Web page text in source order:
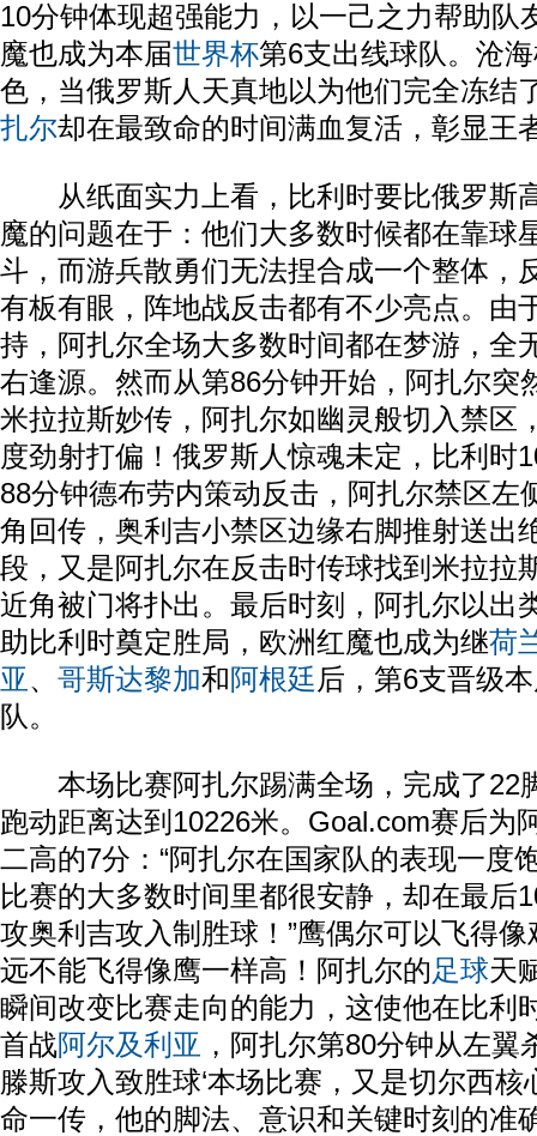
10分钟体现超强能力，以一己之力帮助队
魔也成为本届世界杯第6支出线球队。沧
色，当俄罗斯人天真地以为他们完全冻结
扎尔却在最致命的时间满血复活，彰显王
从纸面实力上看，比利时要比俄罗斯
魔的问题在于：他们大多数时候都在靠球
斗，而游兵散勇们无法捏合成一个整体，
有板有眼，阵地战反击都有不少亮点。由
持，阿扎尔全场大多数时间都在梦游，全
右逢源。然而从第86分钟开始，阿扎尔突
米拉拉斯妙传，阿扎尔如幽灵般切入禁区
度劲射打偏！俄罗斯人惊魂未定，比利时
88分钟德布劳内策动反击，阿扎尔禁区左
角回传，奥利吉小禁区边缘右脚推射送出
段，又是阿扎尔在反击时传球找到米拉拉
近角被门将扑出。最后时刻，阿扎尔以出
助比利时奠定胜局，欧洲红魔也成为继荷
亚、 哥斯达黎加和阿根廷后，第6支晋级
队。
本场比赛阿扎尔踢满全场，完成了22
跑动距离达到10226米。Goal.com赛后为
二高的7分：“阿扎尔在国家队的表现一度
比赛的大多数时间里都很安静，却在最后
攻奥利吉攻入制胜球！”鹰偶尔可以飞得
远不能飞得像鹰一样高！阿扎尔的足球天
瞬间改变比赛走向的能力，这使他在比利
首战阿尔及利亚 ，阿扎尔第80分钟从左
滕斯攻入致胜球‘本场比赛，又是切尔西
命一传，他的脚法、意识和关键时刻的准